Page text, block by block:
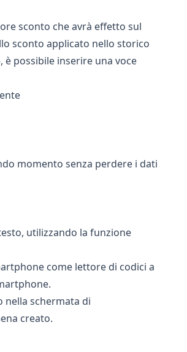
sconto che avrà effetto sul
sconto applicato nello storico
possibile inserire una voce
momento senza perdere i dati
utilizzando la funzione
come lettore di codici a
nella schermata di
creato.